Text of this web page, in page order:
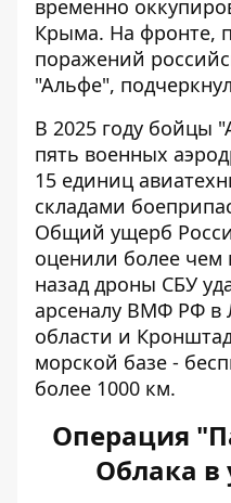
временно
Крыма. На фронте,
поражений
"Альфе",
В 2025 году бойцы
пять военных
15 единиц
складами
Общий ущерб
оценили более чем
назад дроны СБУ
арсеналу ВМФ РФ в
области и
морской базе -
более 1000 км.
Операция
Облака в